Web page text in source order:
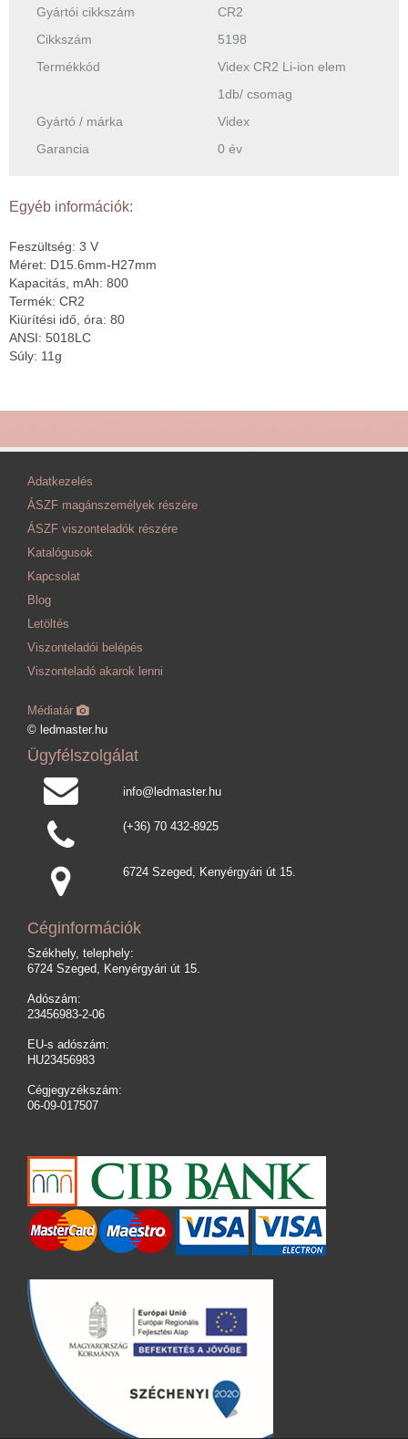
Gyártói cikkszám
CR2
Cikkszám
5198
Termékkód
Videx CR2 Li-ion elem
1db/ csomag
Gyártó / márka
Videx
Garancia
0 év
Egyéb információk:
Feszültség: 3 V
Méret: D15.6mm-H27mm
Kapacitás, mAh: 800
Termék: CR2
Kiürítési idő, óra: 80
ANSI: 5018LC
Súly: 11g
Adatkezelés
ÁSZF magánszemélyek részére
ÁSZF viszonteladók részére
Katalógusok
Kapcsolat
Blog
Letöltés
Viszonteladói belépés
Viszonteladó akarok lenni
Médiatár
© ledmaster.hu
Ügyfélszolgálat
info@ledmaster.hu
(+36) 70 432-8925
6724 Szeged, Kenyérgyári út 15.
Céginformációk
Székhely, telephely:
6724 Szeged, Kenyérgyári út 15.
Adószám:
23456983-2-06
EU-s adószám:
HU23456983
Cégjegyzékszám:
06-09-017507